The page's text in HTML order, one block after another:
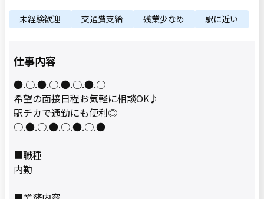
未経験歓迎 交通費支給 残業少なめ 駅に近い
仕事内容
●.○.●.○.●.○.●.○
希望の面接日程お気軽に相談OK♪
駅チカで通勤にも便利◎
○.●.○.●.○.●.○.●
■職種
内勤